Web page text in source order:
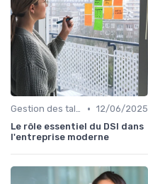
Gestion des talents IT • 12/06/2025
Le rôle essentiel du DSI dans
l'entreprise moderne